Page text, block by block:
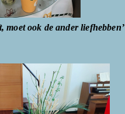
moet ook de ander liefhebben’